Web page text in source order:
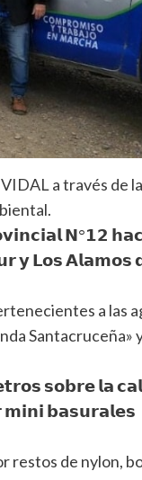
a través de
𝗡°𝟭𝟮
𝘆 𝗟𝗼𝘀 𝗔𝗹𝗮𝗺𝗼𝘀
a las
Santacruceña»
𝘀𝗼𝗯𝗿𝗲 𝗹𝗮
𝗯𝗮𝘀𝘂𝗿𝗮𝗹𝗲𝘀
restos de nylon,